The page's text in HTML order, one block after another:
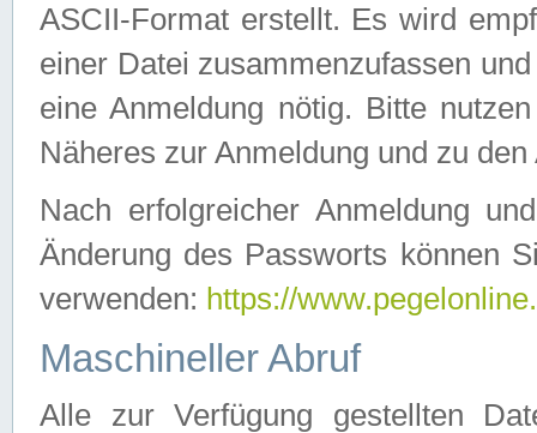
ASCII-Format erstellt. Es wird
einer Datei zusammenzufassen
eine Anmeldung nötig. Bitte
Näheres zur Anmeldung und zu
Nach erfolgreicher Anmeldung
Änderung des Passworts können
verwenden: https://
Maschineller Abruf
Alle zur Verfügung gestellten